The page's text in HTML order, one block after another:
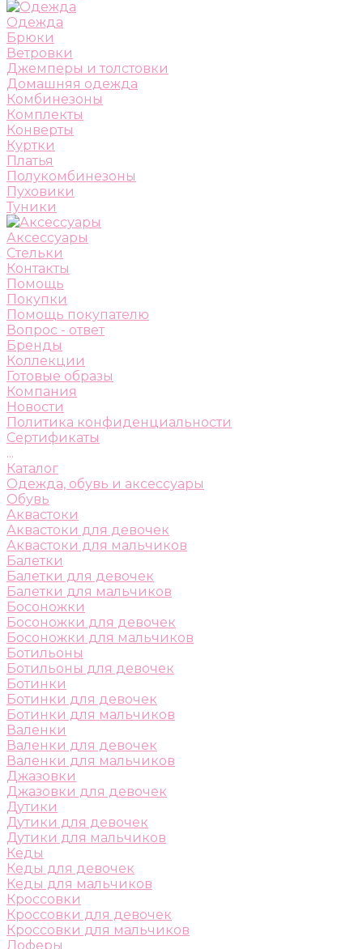
Одежда
Брюки
Ветровки
Джемперы и толстовки
Домашняя одежда
Комбинезоны
Комплекты
Конверты
Куртки
Платья
Полукомбинезоны
Пуховики
Туники
Аксессуары
Стельки
Контакты
Помощь
Покупки
Помощь покупателю
Вопрос - ответ
Бренды
Коллекции
Готовые образы
Компания
Новости
Политика конфиденциальности
Сертификаты
...
Каталог
Одежда, обувь и аксессуары
Обувь
Аквастоки
Аквастоки для девочек
Аквастоки для мальчиков
Балетки
Балетки для девочек
Балетки для мальчиков
Босоножки
Босоножки для девочек
Босоножки для мальчиков
Ботильоны
Ботильоны для девочек
Ботинки
Ботинки для девочек
Ботинки для мальчиков
Валенки
Валенки для девочек
Валенки для мальчиков
Джазовки
Джазовки для девочек
Дутики
Дутики для девочек
Дутики для мальчиков
Кеды
Кеды для девочек
Кеды для мальчиков
Кроссовки
Кроссовки для девочек
Кроссовки для мальчиков
Лоферы